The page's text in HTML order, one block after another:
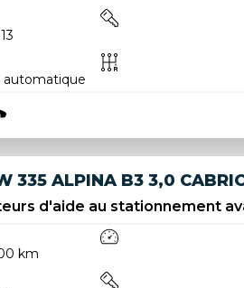
automatique
335 ALPINA B3 3,0
d'aide au stationnement
km